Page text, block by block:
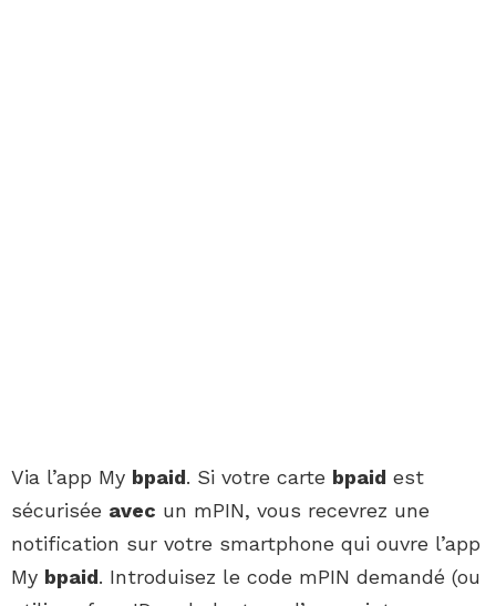
Via l’app My bpaid. Si votre carte bpaid est
sécurisée avec un mPIN, vous recevrez une
notification sur votre smartphone qui ouvre l’app
My bpaid. Introduisez le code mPIN demandé (ou